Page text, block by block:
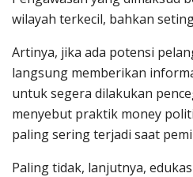
wilayah terkecil, bahkan
Artinya, jika ada potensi
langsung memberikan
untuk segera dilakukan
menyebut praktik money
paling sering terjadi saat
Paling tidak, lanjutnya,